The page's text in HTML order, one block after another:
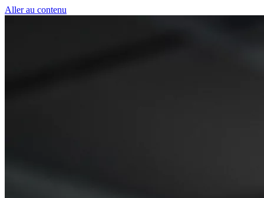
Aller au contenu
Panneau de gestion des cookies